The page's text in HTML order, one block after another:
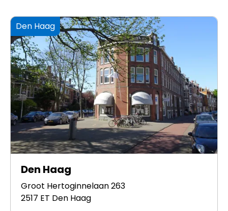
Den Haag
Den Haag
Groot Hertoginnelaan 263
2517 ET Den Haag